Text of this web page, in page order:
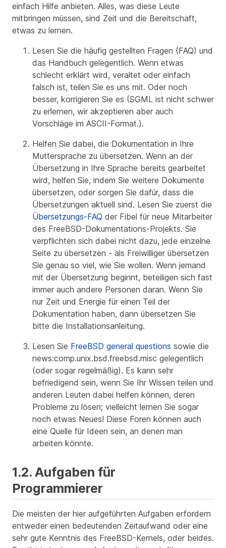
einfach Hilfe anbieten. Alles, was diese Leute
mitbringen müssen, sind Zeit und die Bereitschaft,
etwas zu lernen.
Lesen Sie die häufig gestellten Fragen (FAQ) und
das Handbuch gelegentlich. Wenn etwas
schlecht erklärt wird, veraltet oder einfach
falsch ist, teilen Sie es uns mit. Oder noch
besser, korrigieren Sie es (SGML ist nicht schwer
zu erlernen, wir akzeptieren aber auch
Vorschläge im ASCII-Format.).
Helfen Sie dabei, die Dokumentation in Ihre
Muttersprache zu übersetzen. Wenn an der
Übersetzung in Ihre Sprache bereits gearbeitet
wird, helfen Sie, indem Sie weitere Dokumente
übersetzen, oder sorgen Sie dafür, dass die
Übersetzungen aktuell sind. Lesen Sie zuerst die
Übersetzungs-FAQ der Fibel für neue Mitarbeiter
des FreeBSD-Dokumentations-Projekts. Sie
verpflichten sich dabei nicht dazu, jede einzelne
Seite zu übersetzen - als Freiwilliger übersetzen
Sie genau so viel, wie Sie wollen. Wenn jemand
mit der Übersetzung beginnt, beteiligen sich fast
immer auch andere Personen daran. Wenn Sie
nur Zeit und Energie für einen Teil der
Dokumentation haben, dann übersetzen Sie
bitte die Installationsanleitung.
Lesen Sie FreeBSD general questions sowie die
news:comp.unix.bsd.freebsd.misc gelegentlich
(oder sogar regelmäßig). Es kann sehr
befriedigend sein, wenn Sie Ihr Wissen teilen und
anderen Leuten dabei helfen können, deren
Probleme zu lösen; vielleicht lernen Sie sogar
noch etwas Neues! Diese Foren können auch
eine Quelle für Ideen sein, an denen man
arbeiten könnte.
1.2. Aufgaben für
Programmierer
Die meisten der hier aufgeführten Aufgaben erfordern
entweder einen bedeutenden Zeitaufwand oder eine
sehr gute Kenntnis des FreeBSD-Kernels, oder beides.